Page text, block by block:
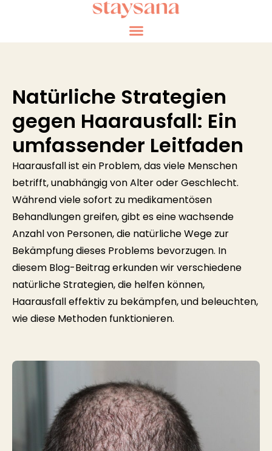
Natürliche Strategien
gegen Haarausfall: Ein
umfassender Leitfaden
Haarausfall ist ein Problem, das viele Menschen
betrifft, unabhängig von Alter oder Geschlecht.
Während viele sofort zu medikamentösen
Behandlungen greifen, gibt es eine wachsende
Anzahl von Personen, die natürliche Wege zur
Bekämpfung dieses Problems bevorzugen. In
diesem Blog-Beitrag erkunden wir verschiedene
natürliche Strategien, die helfen können,
Haarausfall effektiv zu bekämpfen, und beleuchten,
wie diese Methoden funktionieren.